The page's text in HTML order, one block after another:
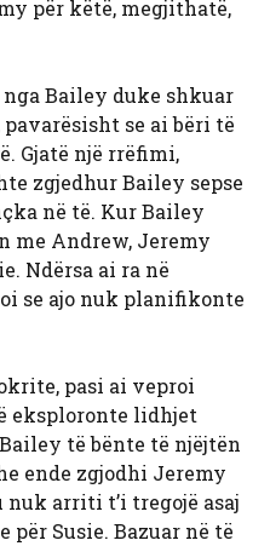
për këtë, megjithatë,
Bailey duke shkuar
se ai bëri të
Gjatë një rrëfimi,
zgjedhur Bailey sepse
në të. Kur Bailey
me Andrew, Jeremy
Ndërsa ai ra në
se ajo nuk planifikonte
pasi ai veproi
eksploronte lidhjet
të bënte të njëjtën
ende zgjodhi Jeremy
arriti t’i tregojë asaj
Susie. Bazuar në të